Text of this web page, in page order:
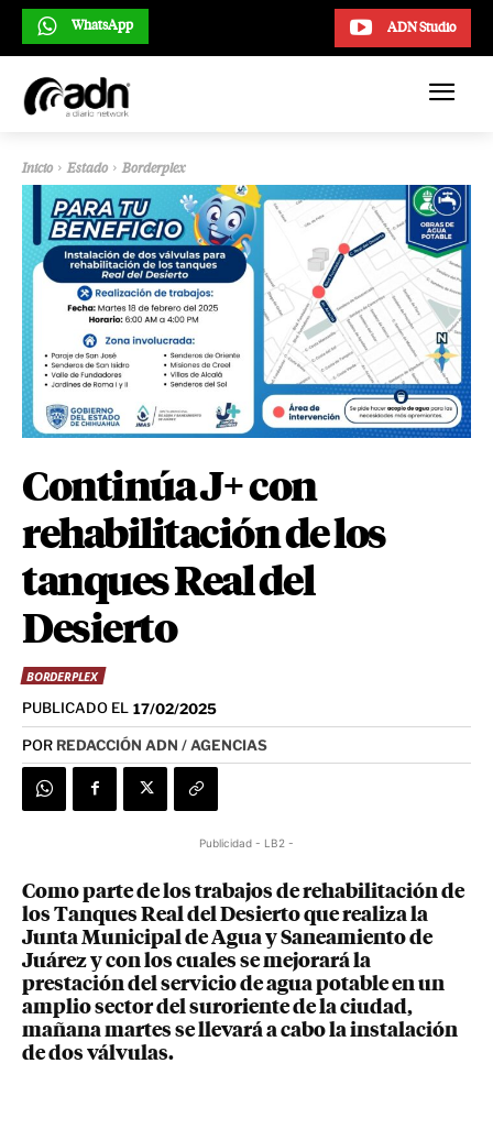
ADN Studio
WhatsApp
Inicio Estado Borderplex
Continúa J+ con
rehabilitación de los
tanques Real del
Desierto
BORDERPLEX
PUBLICADO EL 17/02/2025
POR REDACCIÓN ADN / AGENCIAS
Publicidad - LB2 -
Como parte de los trabajos de rehabilitación de
los Tanques Real del Desierto que realiza la
Junta Municipal de Agua y Saneamiento de
Juárez y con los cuales se mejorará la
prestación del servicio de agua potable en un
amplio sector del suroriente de la ciudad,
mañana martes se llevará a cabo la instalación
de dos válvulas.